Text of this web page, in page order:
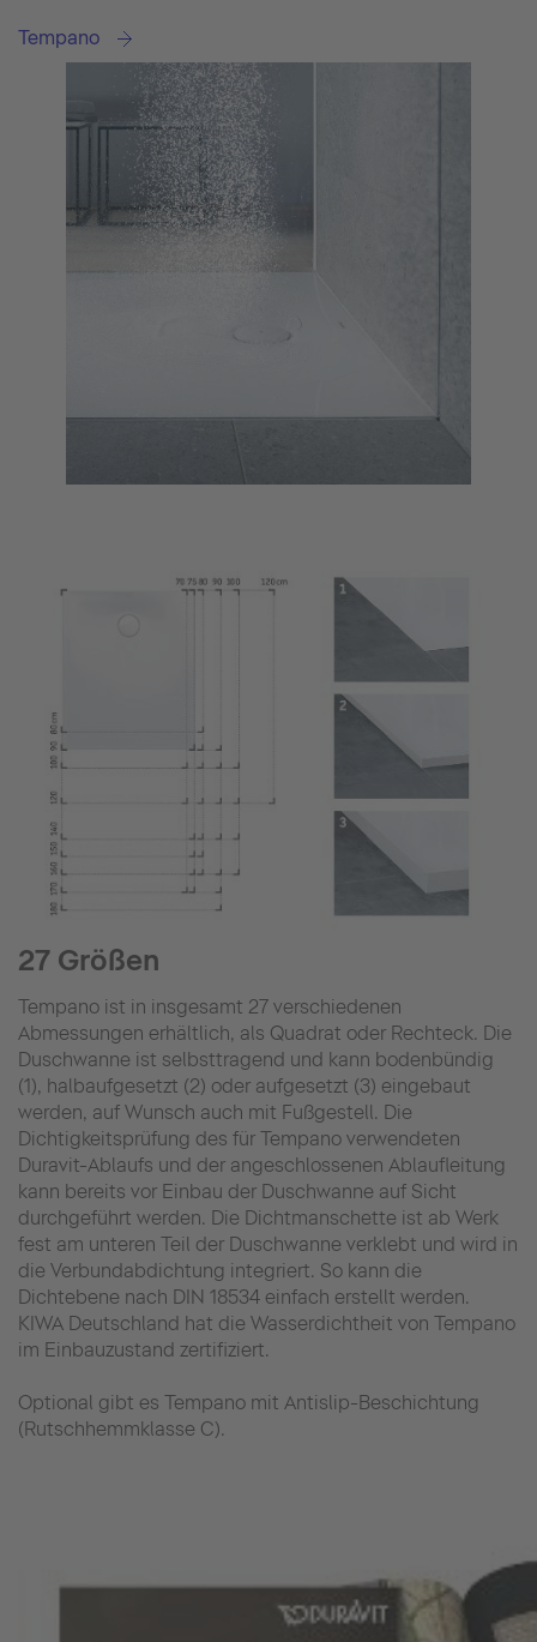
Tempano
27 Größen
Tempano ist in insgesamt 27 verschiedenen
Abmessungen erhältlich, als Quadrat oder Rechteck. Die
Duschwanne ist selbsttragend und kann bodenbündig
(1), halbaufgesetzt (2) oder aufgesetzt (3) eingebaut
werden, auf Wunsch auch mit Fußgestell. Die
Dichtigkeitsprüfung des für Tempano verwendeten
Duravit-Ablaufs und der angeschlossenen Ablaufleitung
kann bereits vor Einbau der Duschwanne auf Sicht
durchgeführt werden. Die Dichtmanschette ist ab Werk
fest am unteren Teil der Duschwanne verklebt und wird in
die Verbundabdichtung integriert. So kann die
Dichtebene nach DIN 18534 einfach erstellt werden.
KIWA Deutschland hat die Wasserdichtheit von Tempano
im Einbauzustand zertifiziert.
Optional gibt es Tempano mit Antislip-Beschichtung
(Rutschhemmklasse C).